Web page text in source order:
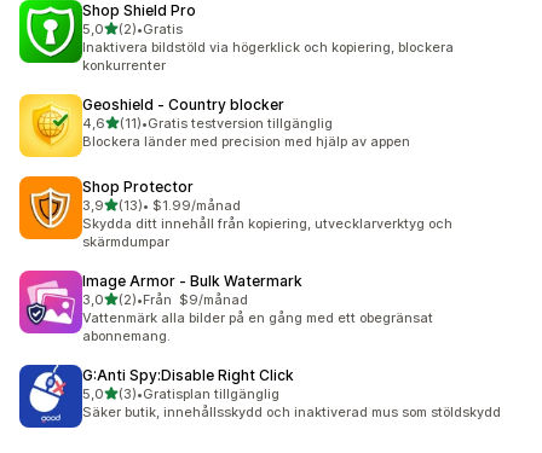
Shop Shield Pro
5,0av 5 stjärnor
(2)
2 recensioner totalt
•Gratis
Inaktivera bildstöld via högerklick och kopiering, blockera
konkurrenter
Geoshield ‑ Country blocker
4,6av 5 stjärnor
(11)
11 recensioner totalt
•Gratis testversion tillgänglig
Blockera länder med precision med hjälp av appen
Shop Protector
3,9av 5 stjärnor
(13)
13 recensioner totalt
• $1.99/månad
Skydda ditt innehåll från kopiering, utvecklarverktyg och
skärmdumpar
Image Armor ‑ Bulk Watermark
3,0av 5 stjärnor
(2)
2 recensioner totalt
•Från $9/månad
Vattenmärk alla bilder på en gång med ett obegränsat
abonnemang.
G:Anti Spy:Disable Right Click
5,0av 5 stjärnor
(3)
3 recensioner totalt
•Gratisplan tillgänglig
Säker butik, innehållsskydd och inaktiverad mus som stöldskydd